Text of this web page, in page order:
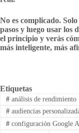
No es complicado.
pasos y luego usar los
el principio y verás
más inteligente, más
Etiquetas
#análisis de rendimiento
#audiencias
#configuración Google